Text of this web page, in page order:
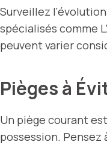
Surveillez
spécialisés comme
peuvent varier
Pièges à
Un piège courant
possession. Pensez